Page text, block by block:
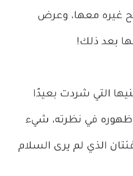
غيره معها، وعرض
بعد ذلك!
التي شردت بعيدًا
ظهوره في نظرته، شيء
الذي لم يرى السلام